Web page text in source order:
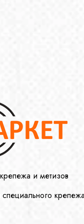
и метизов